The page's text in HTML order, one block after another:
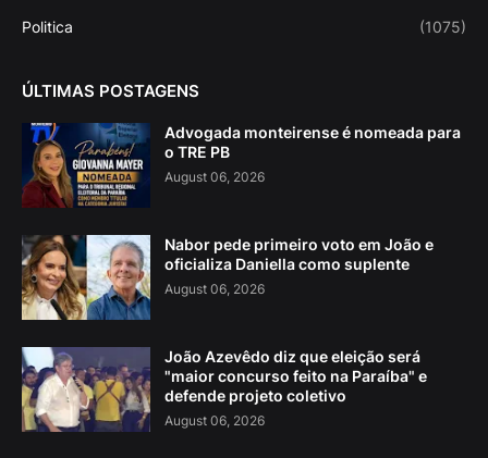
Politica (1075)
ÚLTIMAS POSTAGENS
Advogada monteirense é nomeada para
o TRE PB
August 06, 2026
Nabor pede primeiro voto em João e
oficializa Daniella como suplente
August 06, 2026
João Azevêdo diz que eleição será
"maior concurso feito na Paraíba" e
defende projeto coletivo
August 06, 2026